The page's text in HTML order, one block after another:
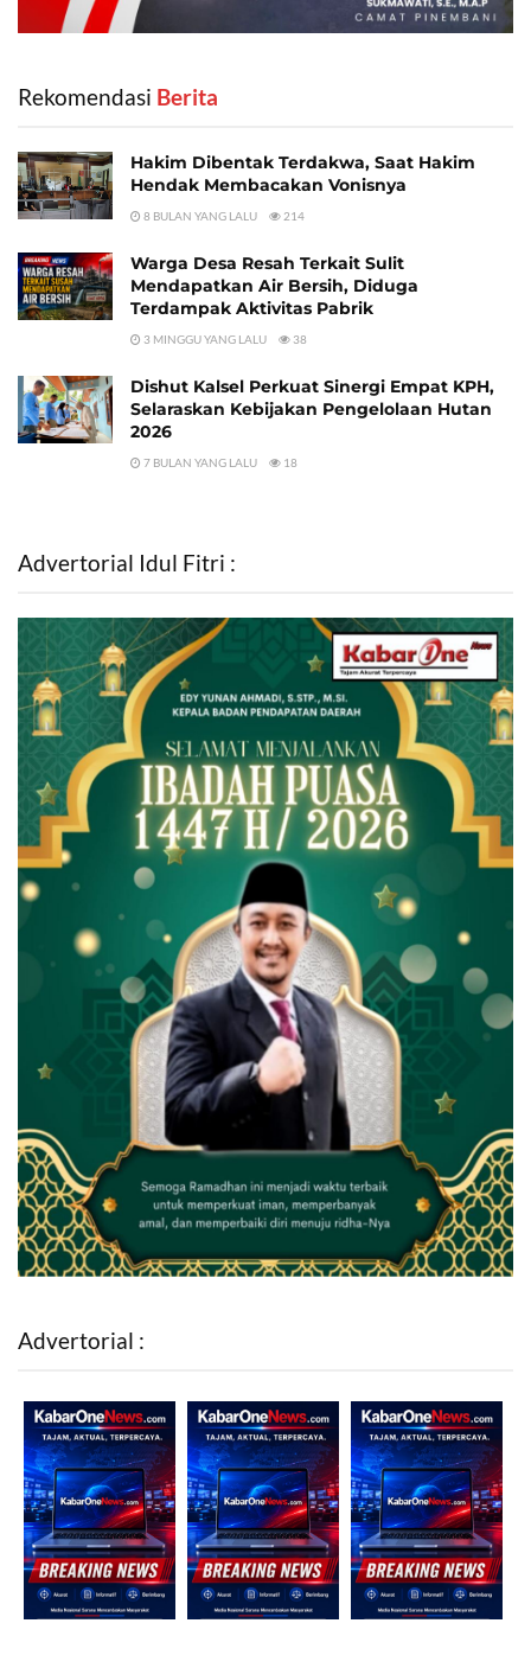
Rekomendasi ‎ Berita
Hakim Dibentak Terdakwa, Saat Hakim
Hendak Membacakan Vonisnya
8 BULAN YANG LALU 214
Warga Desa Resah Terkait Sulit
Mendapatkan Air Bersih, Diduga
Terdampak Aktivitas Pabrik
3 MINGGU YANG LALU 38
Dishut Kalsel Perkuat Sinergi Empat KPH,
Selaraskan Kebijakan Pengelolaan Hutan
2026
7 BULAN YANG LALU 18
Advertorial Idul Fitri :
Advertorial :